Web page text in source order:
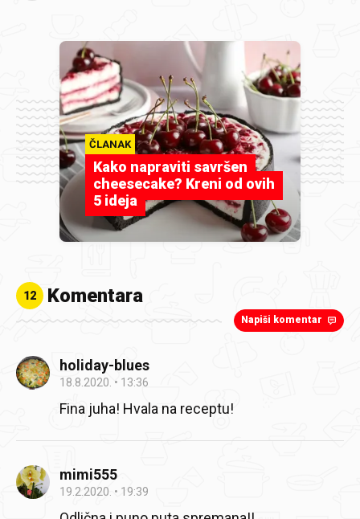
ČLANAK
Kako napraviti savršen
cheesecake? Kreni od ovih
5 ideja
12 Komentara
Napiši komentar
holiday-blues
18.8.2020. 13:36
Fina juha! Hvala na receptu!
mimi555
19.2.2020. 19:39